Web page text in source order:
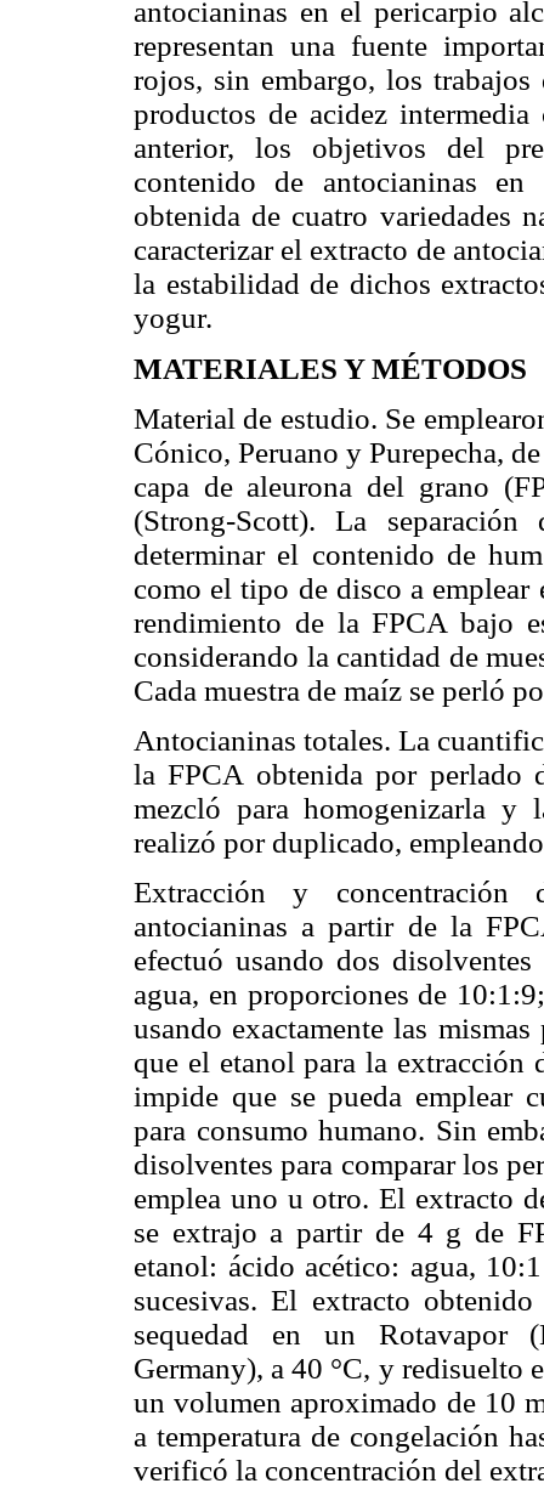
antocianinas en el pericarpio
representan una fuente
rojos, sin embargo, los
productos de acidez
anterior, los objetivos del
contenido de antocianinas
obtenida de cuatro variedades
caracterizar el extracto de
la estabilidad de dichos
yogur.
MATERIALES Y MÉTODOS
Material de estudio. Se
Cónico, Peruano y Purepecha,
capa de aleurona del grano
(Strong-Scott). La
determinar el contenido de
como el tipo de disco a
rendimiento de la FPCA bajo
considerando la cantidad de
Cada muestra de maíz se perló
Antocianinas totales. La
la FPCA obtenida por perlado
mezcló para homogenizarla y
realizó por duplicado,
Extracción y
antocianinas a partir de la
efectuó usando dos
agua, en proporciones de
usando exactamente las
que el etanol para la extracción
impide que se pueda emplear
para consumo humano. Sin
disolventes para comparar los
emplea uno u otro. El extracto
se extrajo a partir de 4 g de
etanol: ácido acético: agua,
sucesivas. El extracto
sequedad en un Rotavapor
Germany), a 40 °C, y redisuelto
un volumen aproximado de 10
a temperatura de congelación
verificó la concentración del